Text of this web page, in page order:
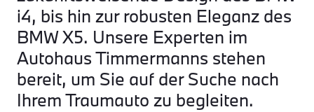
i4, bis hin zur robusten Eleganz des
BMW X5. Unsere Experten im
Autohaus Timmermanns stehen
bereit, um Sie auf der Suche nach
Ihrem Traumauto zu begleiten.